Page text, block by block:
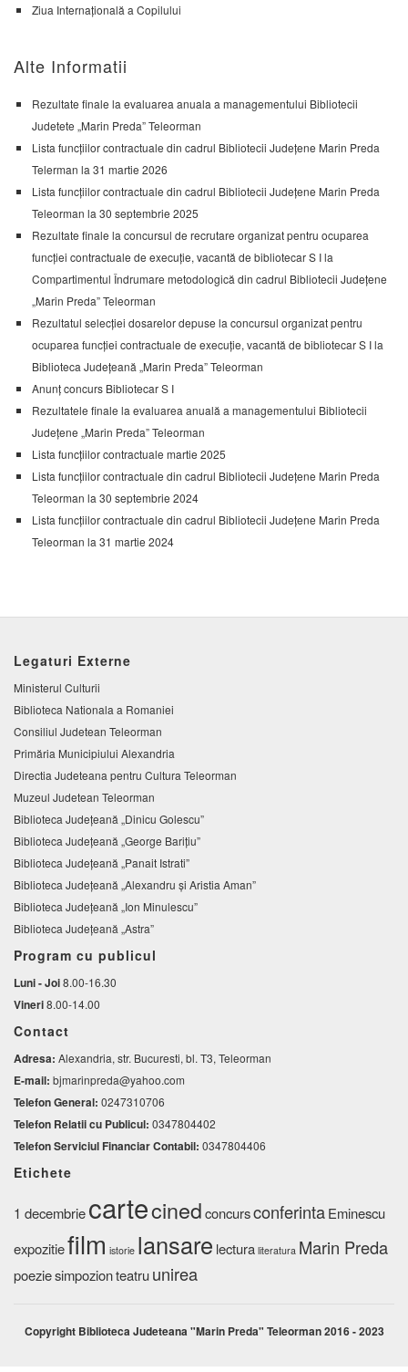
Ziua Internațională a Copilului
Alte Informatii
Rezultate finale la evaluarea anuala a managementului Bibliotecii
Judetete „Marin Preda” Teleorman
Lista funcțiilor contractuale din cadrul Bibliotecii Județene Marin Preda
Telerman la 31 martie 2026
Lista funcțiilor contractuale din cadrul Bibliotecii Județene Marin Preda
Teleorman la 30 septembrie 2025
Rezultate finale la concursul de recrutare organizat pentru ocuparea
funcției contractuale de execuție, vacantă de bibliotecar S I la
Compartimentul Îndrumare metodologică din cadrul Bibliotecii Județene
„Marin Preda” Teleorman
Rezultatul selecției dosarelor depuse la concursul organizat pentru
ocuparea funcției contractuale de execuție, vacantă de bibliotecar S I la
Biblioteca Județeană „Marin Preda” Teleorman
Anunț concurs Bibliotecar S I
Rezultatele finale la evaluarea anuală a managementului Bibliotecii
Județene „Marin Preda” Teleorman
Lista funcțiilor contractuale martie 2025
Lista funcțiilor contractuale din cadrul Bibliotecii Județene Marin Preda
Teleorman la 30 septembrie 2024
Lista funcțiilor contractuale din cadrul Bibliotecii Județene Marin Preda
Teleorman la 31 martie 2024
Legaturi Externe
Ministerul Culturii
Biblioteca Nationala a Romaniei
Consiliul Judetean Teleorman
Primăria Municipiului Alexandria
Directia Judeteana pentru Cultura Teleorman
Muzeul Judetean Teleorman
Biblioteca Judeţeană „Dinicu Golescu”
Biblioteca Județeană „George Barițiu”
Biblioteca Judeţeană „Panait Istrati”
Biblioteca Judeţeană „Alexandru şi Aristia Aman”
Biblioteca Judeţeană „Ion Minulescu”
Biblioteca Județeană „Astra”
Program cu publicul
Luni - Joi8.00-16.30
Vineri8.00-14.00
Contact
Adresa: Alexandria, str. Bucuresti, bl. T3, Teleorman
E-mail: bjmarinpreda@yahoo.com
Telefon General: 0247310706
Telefon Relatii cu Publicul: 0347804402
Telefon Serviciul Financiar Contabil: 0347804406
Etichete
1 decembriecartecinedconcursconferintaEminescu
expozitiefilm istorie lansare lectura literatura Marin Preda
poeziesimpozionteatruunirea
Copyright Biblioteca Judeteana "Marin Preda" Teleorman 2016 - 2023